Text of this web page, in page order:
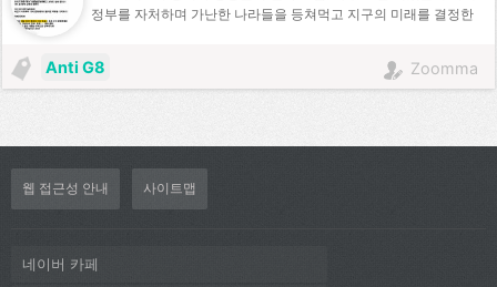
정부를 자처하며 가난한 나라들을 등쳐먹고 지구의 미래를 결정한
만 자기네 무역장벽은 손 하나 안대고 가난한 나라들한테만 무역 장
Anti G8 Zoomma
웹 접근성 안내 사이트맵
네이버 카페